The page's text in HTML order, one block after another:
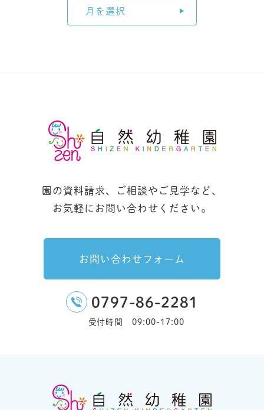
月を選択
園の資料請求、ご相談やご見学など、
お気軽にお問い合わせください。
お問い合わせフォーム
0797-86-2281
受付時間 09:00-17:00